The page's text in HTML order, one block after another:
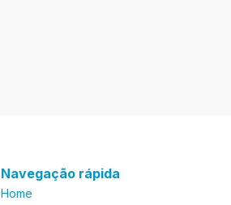
Navegação rápida
Home